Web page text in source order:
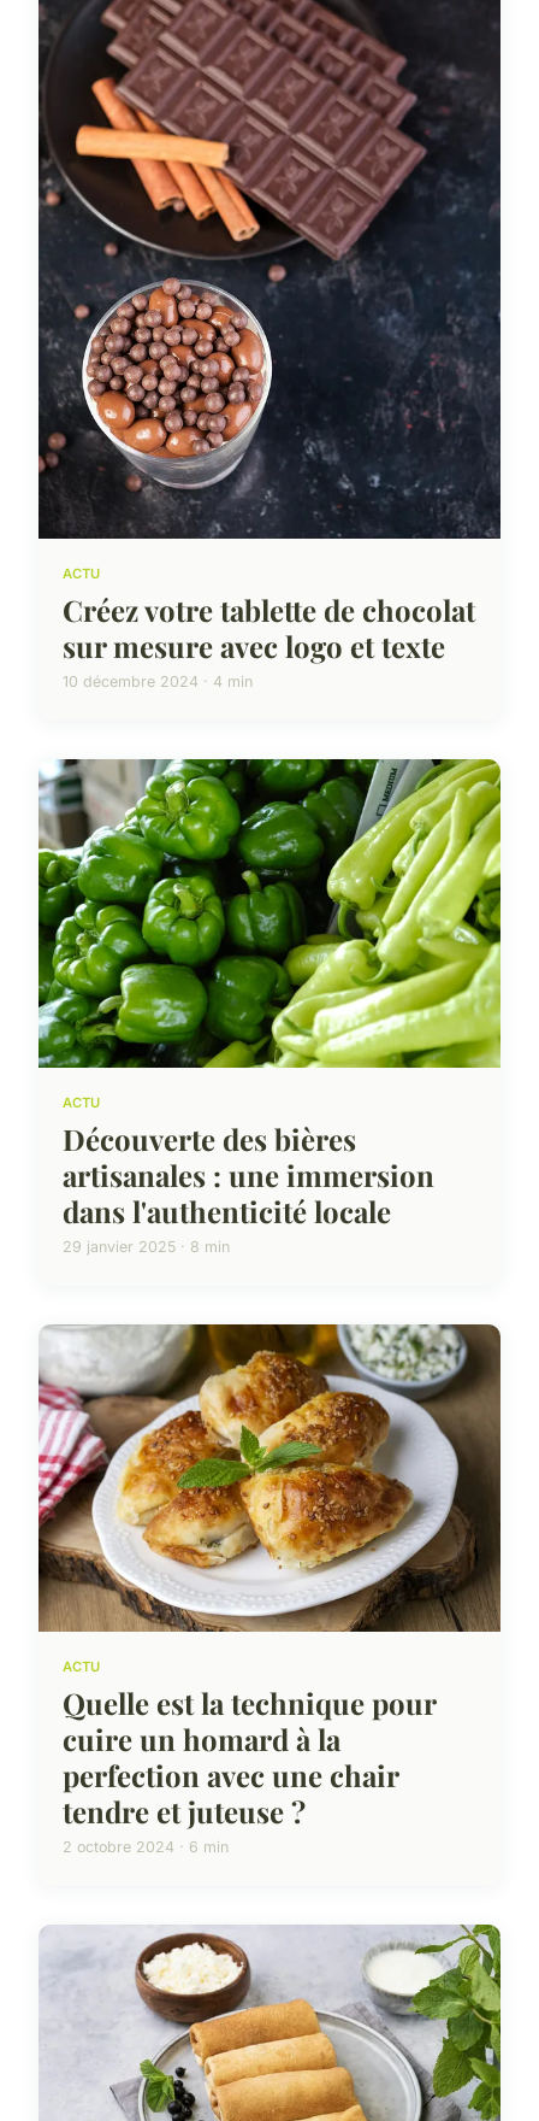
ACTU
Créez votre tablette de chocolat
sur mesure avec logo et texte
10 décembre 2024 · 4 min
ACTU
Découverte des bières
artisanales : une immersion
dans l'authenticité locale
29 janvier 2025 · 8 min
ACTU
Quelle est la technique pour
cuire un homard à la
perfection avec une chair
tendre et juteuse ?
2 octobre 2024 · 6 min